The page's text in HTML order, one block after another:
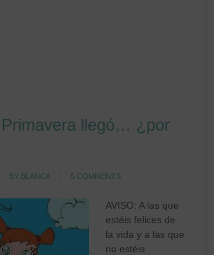
llegó… ¿por
BY BLANCA 5 COMMENTS
AVISO: A las que
estéis felices de
la vida y a las que
no estéis